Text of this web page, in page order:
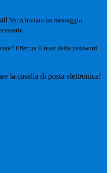
Verrà inviato un messaggio
Effettua il reset della password
la casella di posta elettronica!